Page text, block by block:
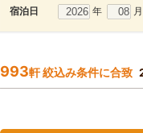
宿泊日 年 月
993軒 絞込み条件に合致